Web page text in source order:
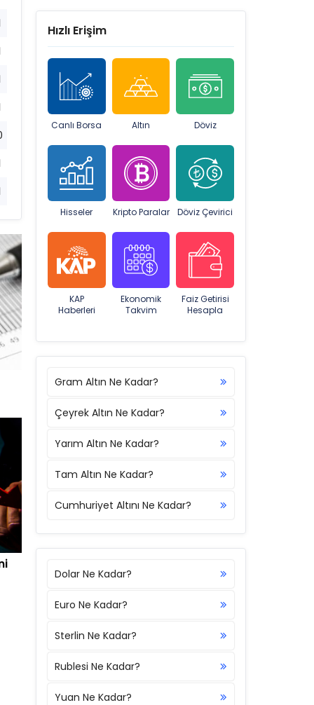
Hızlı Erişim
Canlı Borsa Altın Döviz
Hisseler Kripto Paralar Döviz Çevirici
KAP
Haberleri
Ekonomik
Takvim
Faiz Getirisi
Hesapla
Gram Altın Ne Kadar?
Çeyrek Altın Ne Kadar?
Yarım Altın Ne Kadar?
Tam Altın Ne Kadar?
Cumhuriyet Altını Ne Kadar?
Dolar Ne Kadar?
Euro Ne Kadar?
Sterlin Ne Kadar?
Rublesi Ne Kadar?
Yuan Ne Kadar?